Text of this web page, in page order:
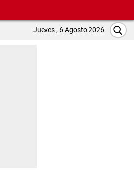
Jueves , 6 Agosto 2026